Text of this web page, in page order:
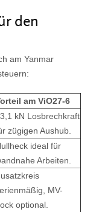
den
am Yanmar
am ViO27-6
kN Losbrechkraft
zügigen Aushub.
ideal für
Arbeiten.
MV-
optional.